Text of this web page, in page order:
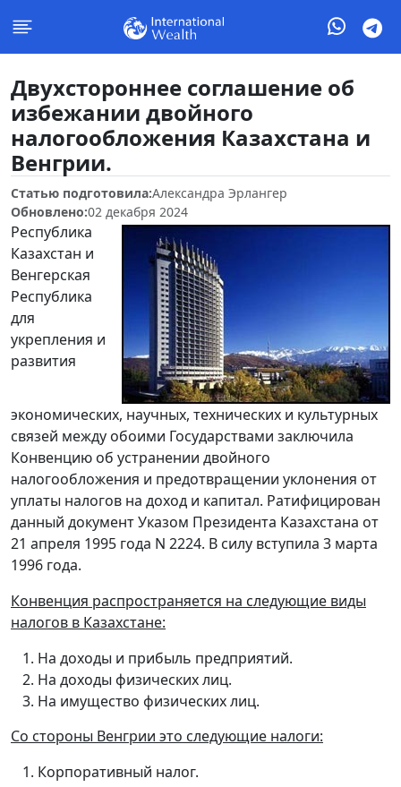
Двухстороннее соглашение об
избежании двойного
налогообложения Казахстана и
Венгрии.
Статью подготовила:Александра Эрлангер
Обновлено:02 декабря 2024
Республика
Казахстан и
Венгерская
Республика
для
укрепления и
развития
экономических, научных, технических и культурных
связей между обоими Государствами заключила
Конвенцию об устранении двойного
налогообложения и предотвращении уклонения от
уплаты налогов на доход и капитал. Ратифицирован
данный документ Указом Президента Казахстана от
21 апреля 1995 года N 2224. В силу вступила 3 марта
1996 года.
Конвенция распространяется на следующие виды
налогов в Казахстане:
На доходы и прибыль предприятий.
На доходы физических лиц.
На имущество физических лиц.
Со стороны Венгрии это следующие налоги:
Корпоративный налог.